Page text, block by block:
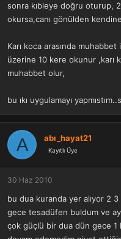
sonra kıbleye doğru oturup,
okursa,canı gönülden
Karı koca arasında
üzerine 10 kere okunur ,karı
muhabbet olur,
bu ıkı uygulamayı
A abı_hayat21
Kayıtlı Üye
30 Haz 2010
bu dua kuranda yer alıyor 2
gece tesadüfen buldum ve
çok güçlü bir dua dün gece 1